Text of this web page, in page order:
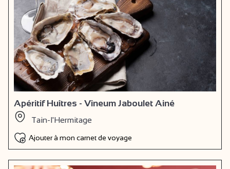
Apéritif Huîtres - Vineum Jaboulet Ainé
Tain-l'Hermitage
Ajouter à mon carnet de voyage